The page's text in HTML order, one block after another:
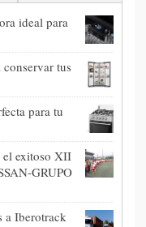
ideal para
tus
para tu
el exitoso XII
GRUPO
a Iberotrack